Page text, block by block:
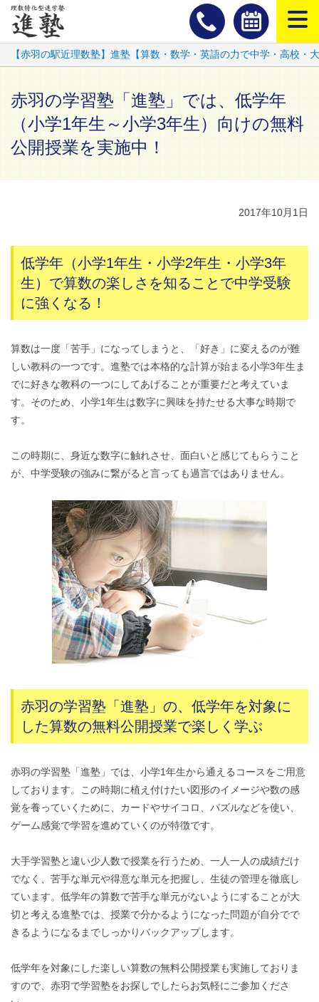
スマート
【赤羽の駅近理数塾】進塾【算数・数学・英語の力で中学・高校・
赤羽の学習塾「進塾」では、低学年
（小学1年生～小学3年生）向けの無料
公開授業を実施中！
2017年10月1日
低学年（小学1年生・小学2年生・小学3年
生）で算数の楽しさを知ることで中学受験
に強くなる！
算数は一度「苦手」になってしまうと、「好き」に変えるのが難
しい教科の一つです。進塾では本格的な計算が始まる小学3年生ま
でに好きな教科の一つにしてあげることが重要だと考えていま
す。そのため、小学1年生は数字に興味を持たせる大事な時期で
す。
この時期に、身近な数字に触れさせ、面白いと感じてもらうこと
が、中学受験の強みに繋がると言っても過言ではありません。
赤羽の学習塾「進塾」の、低学年を対象に
した算数の無料公開授業で楽しく学ぶ
赤羽の学習塾「進塾」では、小学1年生から通えるコースをご用意
しております。この時期に植え付けたい図形のイメージや数の感
覚を養っていくために、カードやサイコロ、パズルなどを使い、
ゲーム感覚で学習を進めていくのが特徴です。
大手学習塾と違い少人数で授業を行うため、一人一人の成績だけ
でなく、苦手な単元や得意な単元を把握し、生徒の管理を徹底し
ています。低学年の算数で苦手な単元がないようにすることが大
切と考える進塾では、授業で分かるようになった問題が自分でで
きるようになるまでしっかりバックアップします。
低学年を対象にした楽しい算数の無料公開授業も実施しておりま
すので、赤羽で学習塾をお探しでしたらお気軽にご参加くださ